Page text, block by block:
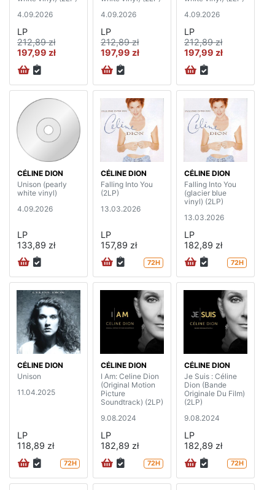
4.09.2026
LP
212,89 zł
197,99 zł
4.09.2026
LP
212,89 zł
197,99 zł
4.09.2026
LP
212,89 zł
197,99 zł
CÉLINE DION
Unison (pearly
white vinyl)
4.09.2026
LP
133,89 zł
CÉLINE DION
Falling Into You
(2LP)
13.03.2026
LP
157,89 zł
72H
CÉLINE DION
Falling Into You
(glacier blue
vinyl) (2LP)
13.03.2026
LP
182,89 zł
72H
CÉLINE DION
Unison
11.04.2025
LP
118,89 zł
72H
CÉLINE DION
I Am: Celine Dion
(Original Motion
Picture
Soundtrack) (2LP)
9.08.2024
LP
182,89 zł
72H
CÉLINE DION
Je Suis : Céline
Dion (Bande
Originale Du Film)
(2LP)
9.08.2024
LP
182,89 zł
72H